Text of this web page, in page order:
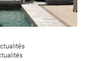
06 36 14 13